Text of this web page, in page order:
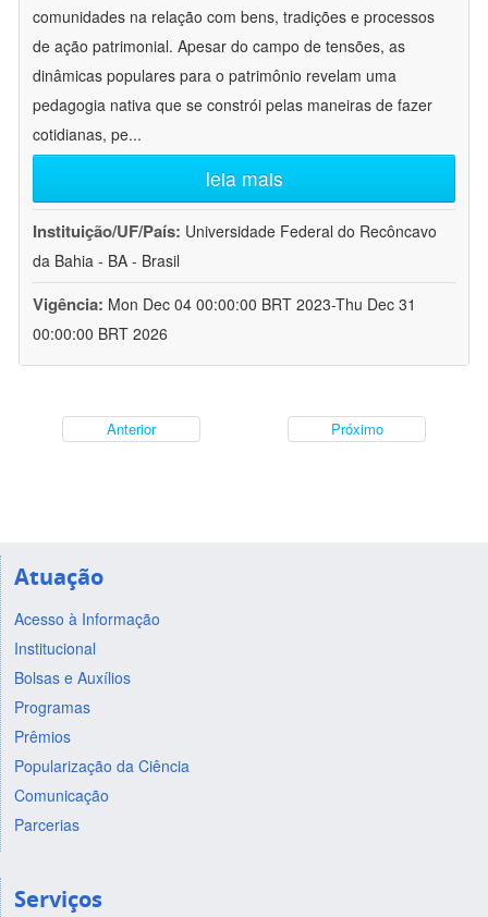
comunidades na relação com bens, tradições e processos
de ação patrimonial. Apesar do campo de tensões, as
dinâmicas populares para o patrimônio revelam uma
pedagogia nativa que se constrói pelas maneiras de fazer
cotidianas, pe...
leia mais
Instituição/UF/País: Universidade Federal do Recôncavo
da Bahia - BA - Brasil
Vigência: Mon Dec 04 00:00:00 BRT 2023-Thu Dec 31
00:00:00 BRT 2026
Anterior Próximo
Atuação
Acesso à Informação
Institucional
Bolsas e Auxílios
Programas
Prêmios
Popularização da Ciência
Comunicação
Parcerias
Serviços